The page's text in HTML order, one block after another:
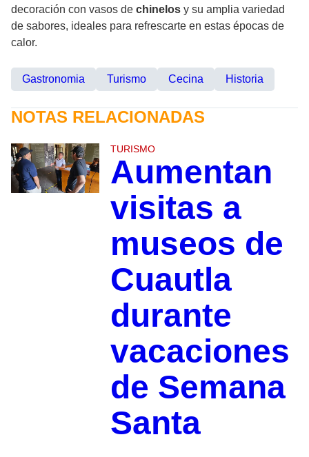
decoración con vasos de chinelos y su amplia variedad
de sabores, ideales para refrescarte en estas épocas de
calor.
Gastronomia Turismo Cecina Historia
NOTAS RELACIONADAS
TURISMO
Aumentan
visitas a
museos de
Cuautla
durante
vacaciones
de Semana
Santa